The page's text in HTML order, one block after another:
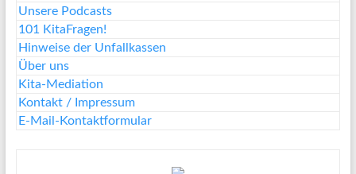
Unsere Podcasts
101 KitaFragen!
Hinweise der Unfallkassen
Über uns
Kita-Mediation
Kontakt / Impressum
E-Mail-Kontaktformular